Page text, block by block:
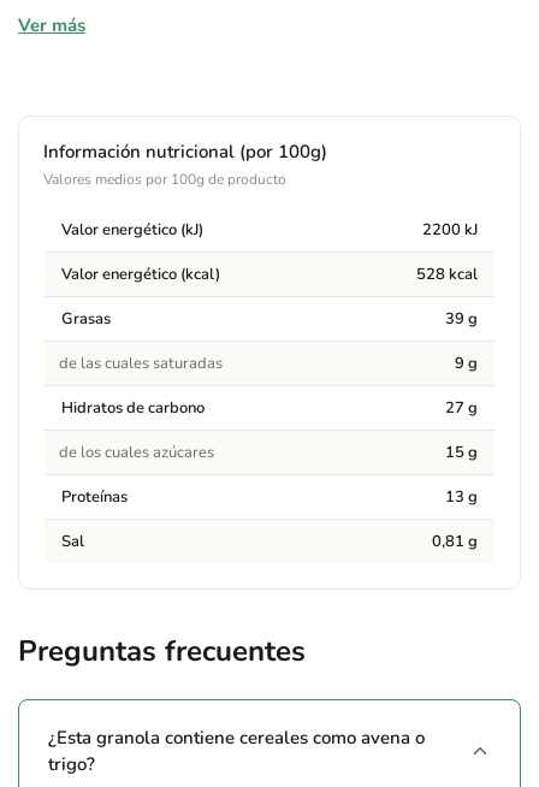
Ingredientes
anacardos* (5%), cacao en polvo* (3%), virutas de cacao*
(3%), quinoa inflada* (2%), sal rosa del himalaya (0,8%). *De
Alérgenos
Contiene:Contiene: almendras, avellanas, anacardos,
semillas de sésamo (frutos de cáscara y sésamo). Puede
contener trazas de soja y otros frutos de cáscara.
Advertencias
Puede contener trazas de soja y otros frutos de cáscara.
Ver más
Información nutricional (por 100g)
Valores medios por 100g de producto
Valor energético (kJ) 2200 kJ
Valor energético (kcal) 528 kcal
Grasas 39 g
de las cuales saturadas 9 g
Hidratos de carbono 27 g
de los cuales azúcares 15 g
Proteínas 13 g
Sal 0,81 g
Preguntas frecuentes
¿Esta granola contiene cereales como avena o
trigo?